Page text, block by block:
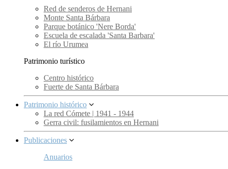
Red de senderos de Hernani
Monte Santa Bárbara
Parque botánico 'Nere Borda'
Escuela de escalada 'Santa Barbara'
El río Urumea
Patrimonio turístico
Centro histórico
Fuerte de Santa Bárbara
Patrimonio histórico
La red Cómete | 1941 - 1944
Gerra civil: fusilamientos en Hernani
Publicaciones
Anuarios